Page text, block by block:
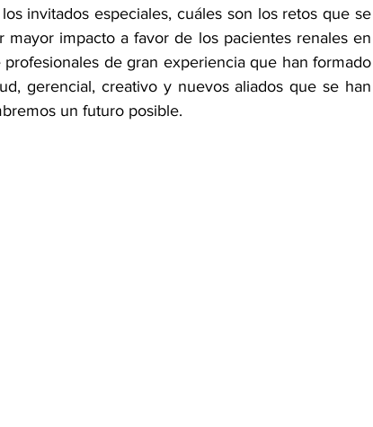
invitados especiales, cuáles son los retos que se
mayor impacto a favor de los pacientes renales en
de gran experiencia que han formado
gerencial, creativo y nuevos aliados que se han
un futuro posible.